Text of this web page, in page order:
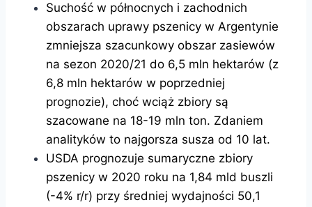
Suchość w północnych i zachodnich
obszarach uprawy pszenicy w Argentynie
zmniejsza szacunkowy obszar zasiewów
na sezon 2020/21 do 6,5 mln hektarów (z
6,8 mln hektarów w poprzedniej
prognozie), choć wciąż zbiory są
szacowane na 18-19 mln ton. Zdaniem
analityków to najgorsza susza od 10 lat.
USDA prognozuje sumaryczne zbiory
pszenicy w 2020 roku na 1,84 mld buszli
(-4% r/r) przy średniej wydajności 50,1